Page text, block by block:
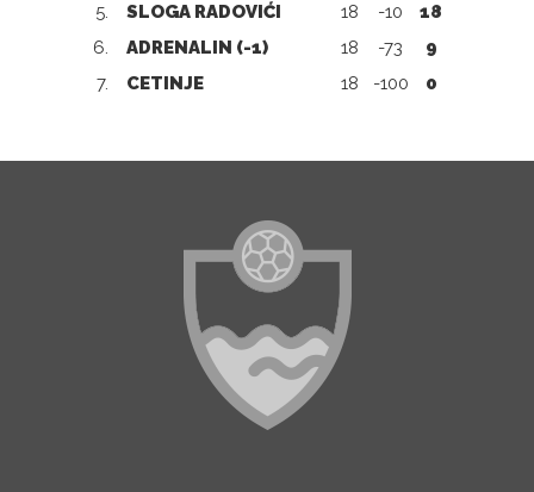
5.
SLOGA RADOVIĆI 18 -10
18
6.
ADRENALIN (-1) 18 -73
9
7.
CETINJE 18 -100 0